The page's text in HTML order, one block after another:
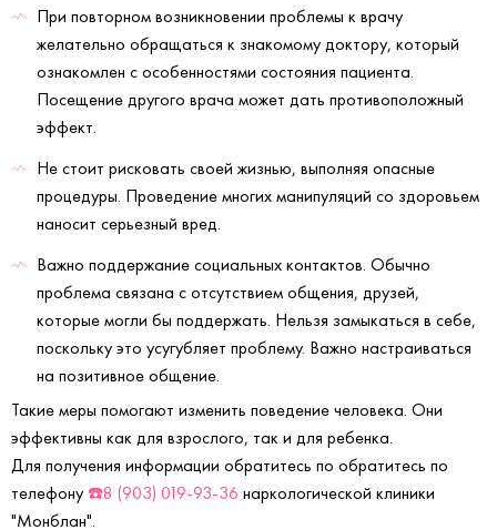
При повторном возникновении проблемы к врачу
желательно обращаться к знакомому доктору, который
ознакомлен с особенностями состояния пациента.
Посещение другого врача может дать противоположный
эффект.
Не стоит рисковать своей жизнью, выполняя опасные
процедуры. Проведение многих манипуляций со здоровьем
наносит серьезный вред.
Важно поддержание социальных контактов. Обычно
проблема связана с отсутствием общения, друзей,
которые могли бы поддержать. Нельзя замыкаться в себе,
поскольку это усугубляет проблему. Важно настраиваться
на позитивное общение.
Такие меры помогают изменить поведение человека. Они
эффективны как для взрослого, так и для ребенка.
Для получения информации обратитесь по обратитесь по
телефону ☎️8 (903) 019-93-36 наркологической клиники
"Монблан".